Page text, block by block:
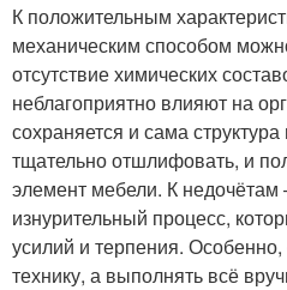
К положительным
механическим способом
отсутствие химических
неблагоприятно влияют на
сохраняется и сама
тщательно отшлифовать, и
элемент мебели. К недочётам
изнурительный процесс,
усилий и терпения.
технику, а выполнять всё